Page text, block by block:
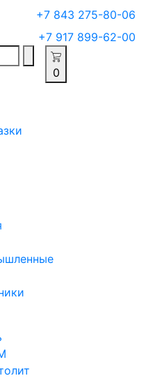
+7 843 275-80-06
+7 917 899-62-00
0